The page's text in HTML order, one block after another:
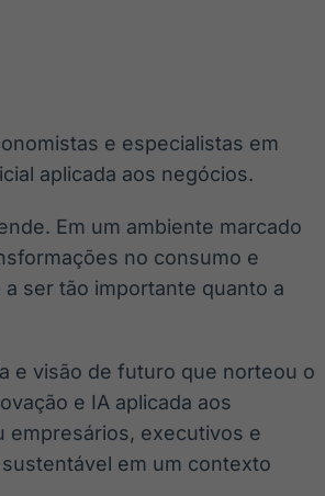
Tokenização
de ativos
Crédito
Em breve
e especialistas em
aplicada aos negócios.
Em um ambiente marcado
no consumo e
ser tão importante quanto a
e visão de futuro que norteou o
e IA aplicada aos
empresários, executivos e
em um contexto